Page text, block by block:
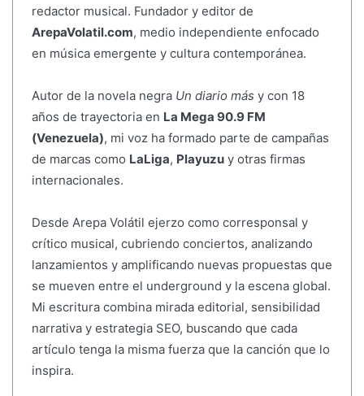
redactor musical. Fundador y editor de
ArepaVolatil.com, medio independiente enfocado
en música emergente y cultura contemporánea.
Autor de la novela negra Un diario más y con 18
años de trayectoria en La Mega 90.9 FM
(Venezuela), mi voz ha formado parte de campañas
de marcas como LaLiga, Playuzuy otras firmas
internacionales.
Desde Arepa Volátil ejerzo como corresponsal y
crítico musical, cubriendo conciertos, analizando
lanzamientos y amplificando nuevas propuestas que
se mueven entre el underground y la escena global.
Mi escritura combina mirada editorial, sensibilidad
narrativa y estrategia SEO, buscando que cada
artículo tenga la misma fuerza que la canción que lo
inspira.